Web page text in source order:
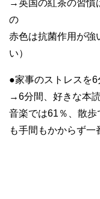
→英国の紅茶の習慣
の
赤色は抗菌作用が強
い）
●家事のストレスを
→6分間、好きな本
音楽では61％、散
も手間もかからず一